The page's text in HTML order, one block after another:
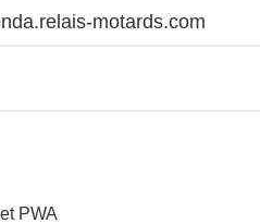
motards.com
PWA